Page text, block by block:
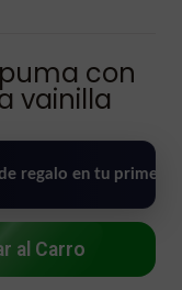
con
vainilla
en tu primera
al Carro